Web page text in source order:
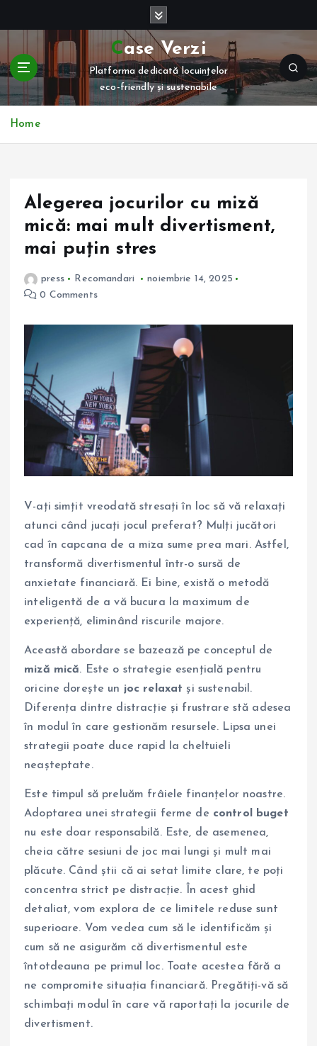
t
c
Case Verzi
Platforma dedicată locuințelor
eco-friendly și sustenabile
Home
Alegerea jocurilor cu miză
mică: mai mult divertisment,
mai puțin stres
press Recomandari
noiembrie 14, 2025
0 Comments
V-ați simțit vreodată stresați în loc să vă relaxați
atunci când jucați jocul preferat? Mulți jucători
cad în capcana de a miza sume prea mari. Astfel,
transformă divertismentul într-o sursă de
anxietate financiară. Ei bine, există o metodă
inteligentă de a vă bucura la maximum de
experiență, eliminând riscurile majore.
Această abordare se bazează pe conceptul de
miză mică. Este o strategie esențială pentru
oricine dorește un joc relaxat și sustenabil.
Diferența dintre distracție și frustrare stă adesea
în modul în care gestionăm resursele. Lipsa unei
strategii poate duce rapid la cheltuieli
neașteptate.
Este timpul să preluăm frâiele finanțelor noastre.
Adoptarea unei strategii ferme de control buget
nu este doar responsabilă. Este, de asemenea,
cheia către sesiuni de joc mai lungi și mult mai
plăcute. Când știi că ai setat limite clare, te poți
concentra strict pe distracție. În acest ghid
detaliat, vom explora de ce limitele reduse sunt
superioare. Vom vedea cum să le identificăm și
cum să ne asigurăm că divertismentul este
întotdeauna pe primul loc. Toate acestea fără a
ne compromite situația financiară. Pregătiți-vă să
schimbați modul în care vă raportați la jocurile de
divertisment.